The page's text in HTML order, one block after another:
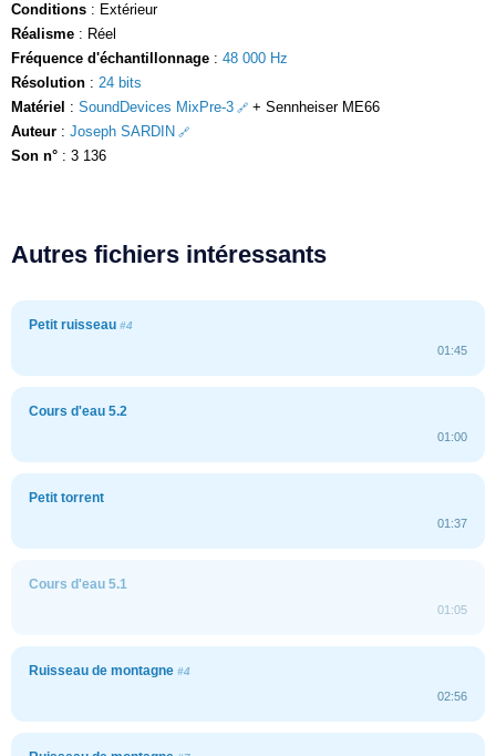
Conditions : Extérieur
Réalisme : Réel
Fréquence d'échantillonnage : 48 000 Hz
Résolution : 24 bits
Matériel : SoundDevices MixPre-3
+ Sennheiser ME66
Auteur : Joseph SARDIN
Son n° : 3 136
Autres fichiers intéressants
Petit ruisseau #4
01:45
Cours d'eau 5.2
01:00
Petit torrent
01:37
Cours d'eau 5.1
01:05
Ruisseau de montagne #4
02:56